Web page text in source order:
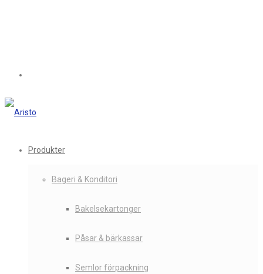
Produkter
Bageri & Konditori
Bakelsekartonger
Påsar & bärkassar
Semlor förpackning